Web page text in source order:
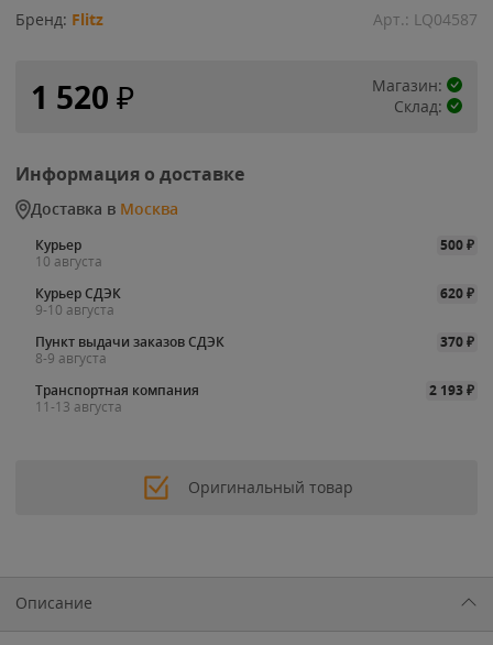
Бренд: Flitz Арт.: LQ04587
1 520 ₽
Магазин:
Склад:
Информация о доставке
Доставка в Москва
Курьер 500₽
10 августа
Курьер СДЭК
620₽
9-10 августа
Пункт выдачи заказов СДЭК
370₽
8-9 августа
Транспортная компания
2 193₽
11-13 августа
Оригинальный товар
Описание